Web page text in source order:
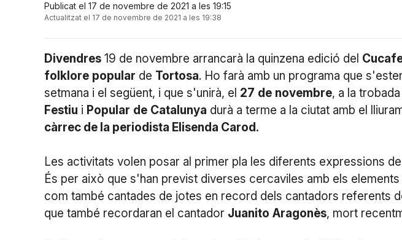
Publicat el 17 de novembre de 2021 a les 19:15
Actualitzat el 17 de novembre de 2021 a les 19:38
Divendres 19 de novembre arrancarà la quinzena edició del
folklore popular de Tortosa. Ho farà amb un programa que
setmana i el següent, i que s'unirà, el 27 de novembre, a la
Festiu i Popular de Catalunya durà a terme a la ciutat amb el
càrrec de la periodista Elisenda Carod.
Les activitats volen posar al primer pla les diferents expressions
És per això que s'han previst diverses cercaviles amb els elements
com també cantades de jotes en record dels cantadors referents
que també recordaran el cantador Juanito Aragonès, mort